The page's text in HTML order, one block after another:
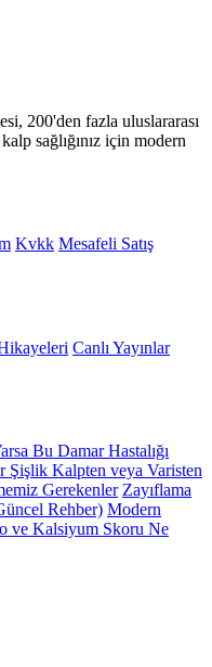
200'den fazla uluslararası
sağlığınız için modern
Kvkk Mesafeli Satış
Canlı Yayınlar
Bu Damar Hastalığı
Şişlik Kalpten veya Varisten
Gerekenler Zayıflama
Rehber) Modern
ve Kalsiyum Skoru Ne